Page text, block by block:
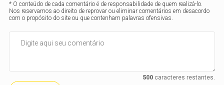
* O conteúdo de cada comentário é de responsabilidade de quem realizá-lo.
Nos reservamos ao direito de reprovar ou eliminar comentários em desacordo
com o propósito do site ou que contenham palavras ofensivas.
500caracteres restantes.